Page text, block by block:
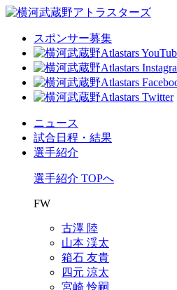
スポンサー募集
ニュース
試合日程・結果
選手紹介
選手紹介 TOPへ
FW
古澤 陸
山本 渓太
箱石 友貴
四元 涼太
宮崎 怜嗣